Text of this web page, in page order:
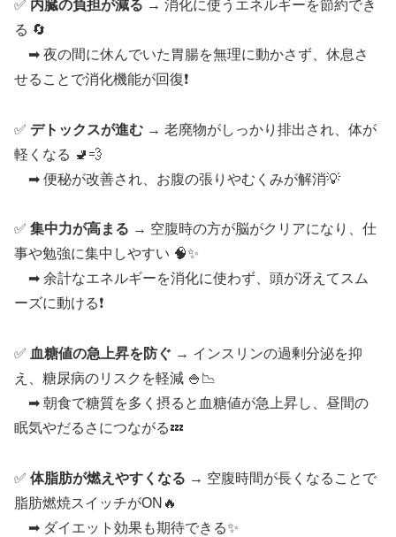
✅ 内臓の負担が減る → 消化に使うエネルギーを節約でき
る 🔄
➡ 夜の間に休んでいた胃腸を無理に動かさず、休息さ
せることで消化機能が回復❗
✅ デトックスが進む → 老廃物がしっかり排出され、体が
軽くなる 🚽💨
➡ 便秘が改善され、お腹の張りやむくみが解消💡
✅ 集中力が高まる → 空腹時の方が脳がクリアになり、仕
事や勉強に集中しやすい 🧠✨
➡ 余計なエネルギーを消化に使わず、頭が冴えてスム
ーズに動ける❗
✅ 血糖値の急上昇を防ぐ → インスリンの過剰分泌を抑
え、糖尿病のリスクを軽減 🍚📉
➡ 朝食で糖質を多く摂ると血糖値が急上昇し、昼間の
眠気やだるさにつながる💤
✅ 体脂肪が燃えやすくなる → 空腹時間が長くなることで
脂肪燃焼スイッチがON🔥
➡ ダイエット効果も期待できる✨